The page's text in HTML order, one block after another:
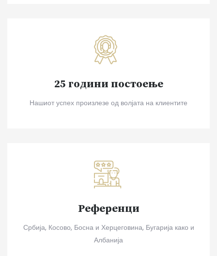
25 години постоење
Нашиот успех произлезе од волјата на клиентите
Референци
Србија, Косово, Босна и Херцеговина, Бугарија како и
Албанија